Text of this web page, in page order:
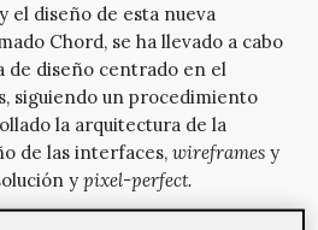
el diseño de esta nueva
Chord, se ha llevado a cabo
de diseño centrado en el
siguiendo un procedimiento
la arquitectura de la
de las interfaces, wireframes y
y pixel-perfect.